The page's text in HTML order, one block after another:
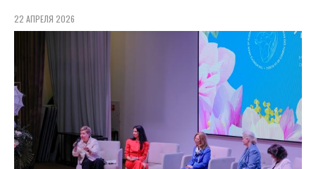
22 АПРЕЛЯ 2026